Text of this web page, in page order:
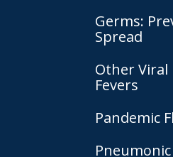
Germs:
Spread
Other
Fevers
Pandemic